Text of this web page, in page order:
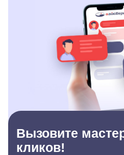
Вызовите
кликов!